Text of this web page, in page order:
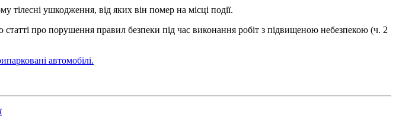
ушкодження, від яких він помер на місці події.
статті про порушення правил безпеки під час виконання робіт з підвищеною небезпекою (ч. 2
автомобілі.